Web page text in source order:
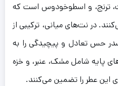
ترنج، و اسطوخودوس است که
در نت‌های میانی، ترکیبی از
حس تعادل و پیچیدگی را به
پایه شامل مشک، عنبر، و خزه
این عطر را تضمین می‌کنند.